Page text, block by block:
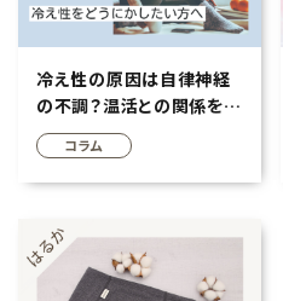
コラム・特集
ご利用ガイド等
冷え性の原因は自律神経
の不調？温活との関係を知
って効果的な対策をしよ
う！
コラム